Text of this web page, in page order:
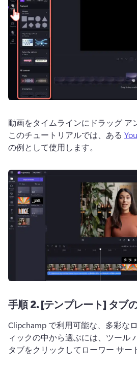
このチュートリアルでは、ある
の例として使用します。
手順 2.[テンプレート] タブ
Clipchamp で利用可能な、多彩な
ィックの中から選ぶには、ツール
タブをクリックしてローワー サー